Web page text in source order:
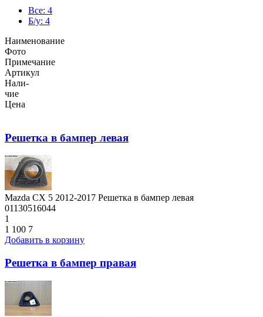
Все: 4
Б/у: 4
Наименование
Фото
Примечание
Артикул
Нали-
чие
Цена
Решетка в бампер левая
Mazda CX 5 2012-2017 Решетка в бампер левая
01130516044
1
1 100 7
Добавить в корзину
Решетка в бампер правая